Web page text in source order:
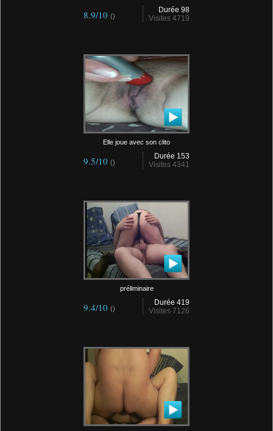
Durée 98
Visites 4719
8.9/10 ()
Elle joue avec son clito
Durée 153
Visites 4341
9.5/10 ()
préliminaire
Durée 419
Visites 7126
9.4/10 ()